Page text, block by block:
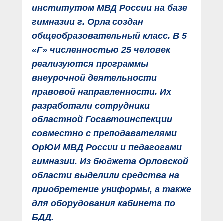
институтом МВД России на базе
гимназии г. Орла создан
общеобразовательный класс. В 5
«Г» численностью 25 человек
реализуются программы
внеурочной деятельности
правовой направленности. Их
разработали сотрудники
областной Госавтоинспекции
совместно с преподавателями
ОрЮИ МВД России и педагогами
гимназии. Из бюджета Орловской
области выделили средства на
приобретение униформы, а также
для оборудования кабинета по
БДД.